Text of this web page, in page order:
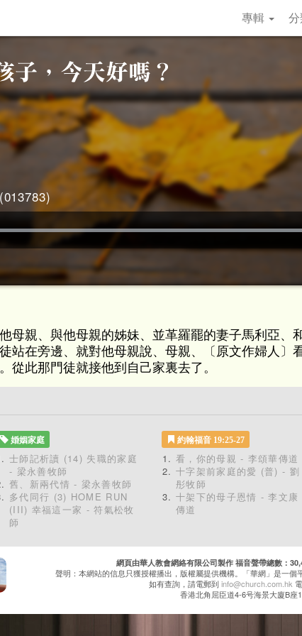
專輯
母親、與他母親的姊妹、並革羅罷的妻子馬利亞、
站在旁邊、就對他母親說、母親、〔原文作婦人〕
從此那門徒就接他到自己家裏去了。
婚姻家庭
士師記析讀 (14) 失職的家庭
- 梁永善牧師
舊、新兩代情 - 梁永善牧師
多代同行 (3) HOME RUN
(III) 幸福這一家 - 符氣松牧
師
約翰福音 19:25-27
看，你的母親 - 李頌華傳道
十字架前家庭的愛 (普) - 劉
彤牧師
十架下的母子恩情 - 李文康
傳道
網頁由華人教會網絡有限公司製作 福音聲帶總數：
聲明：本網站的信息只獲授權播出，版權屬提供機構。「華網」是一個
如有查詢，請電郵到info@church.com.hk
香港北角屈臣道4-6号海景大廈B座